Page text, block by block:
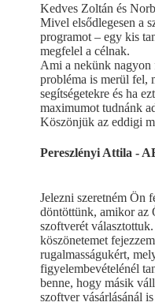
Kedves Zoltán és
Mivel elsődlegesen a
programot – egy kis
megfelel a célnak.
Ami a nekünk
probléma is merül fel,
segítségetekre és ha
maximumot tudnánk
Köszönjük az eddigi
Pereszlényi Attila -
Jelezni szeretném Ön
döntöttünk, amikor az
szoftverét
köszönetemet
rugalmasságukért,
figyelembevételénél
benne, hogy másik
szoftver vásárlásánál